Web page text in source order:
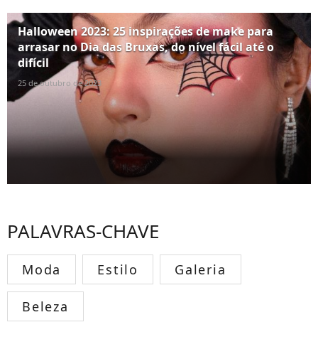
Halloween 2023: 25 inspirações de make para
arrasar no Dia das Bruxas, do nível fácil até o
difícil
25 de outubro de 2023
PALAVRAS-CHAVE
Moda Estilo Galeria
Beleza